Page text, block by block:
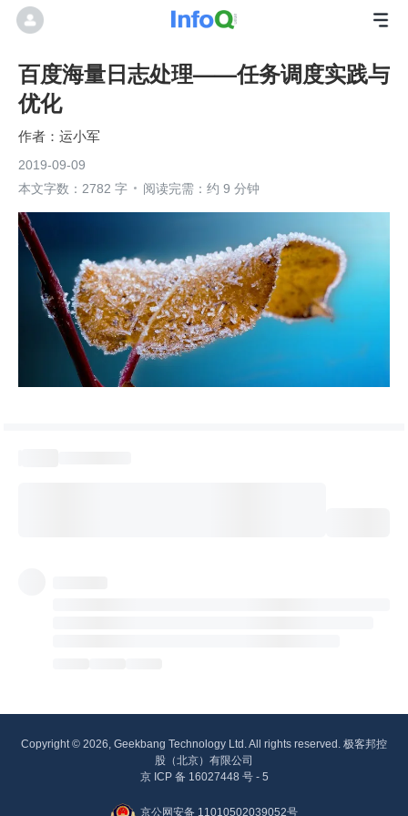
百度海量日志处理——任务调度实践与
优化
运小军
2019-09-09
本文字数：2782 字
阅读完需：约 9 分钟
Copyright © 2026, Geekbang Technology Ltd. All rights reserved. 极客邦控
股（北京）有限公司
京 ICP 备 16027448 号 - 5
京公网安备 11010502039052号